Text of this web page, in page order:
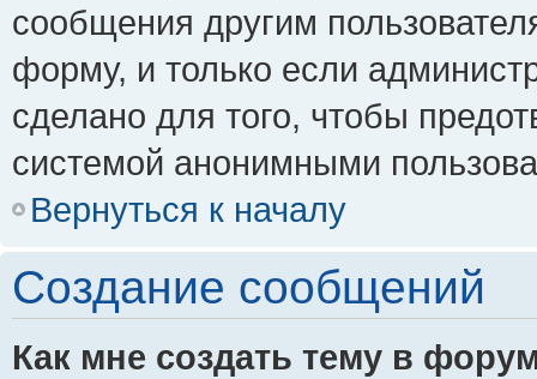
сообщения другим
форму, и только если
сделано для того, чтобы
системой анонимными
Вернуться к началу
Создание сообщений
Как мне создать тему в